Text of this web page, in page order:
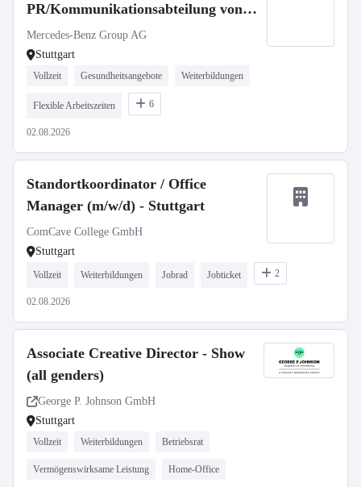
PR/Kommunikationsabteilung von
Mercedes-Benz Vans (Pflicht-
Praktikum)
Mercedes-Benz Group AG
Stuttgart
Vollzeit Gesundheitsangebote Weiterbildungen
Flexible Arbeitszeiten 6
02.08.2026
Standortkoordinator / Office
Manager (m/w/d) - Stuttgart
ComCave College GmbH
Stuttgart
Vollzeit Weiterbildungen Jobrad Jobticket 2
02.08.2026
Associate Creative Director - Show
(all genders)
George P. Johnson GmbH
Stuttgart
Vollzeit Weiterbildungen Betriebsrat
Vermögenswirksame Leistung Home-Office